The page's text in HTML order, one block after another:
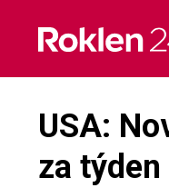
content
USA:
za